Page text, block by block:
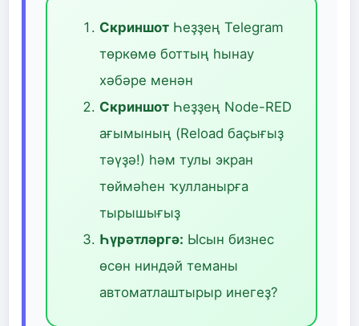
Скриншот Һеҙҙең Telegram
төркөмө боттың һынау
хәбәре менән
Скриншот Һеҙҙең Node-RED
ағымының (Reload баҫығыҙ
тәүҙә!) һәм тулы экран
төймәһен ҡулланырға
тырышығыҙ
Һүрәтләргә: Ысын бизнес
өсөн ниндәй теманы
автоматлаштырыр инегеҙ?